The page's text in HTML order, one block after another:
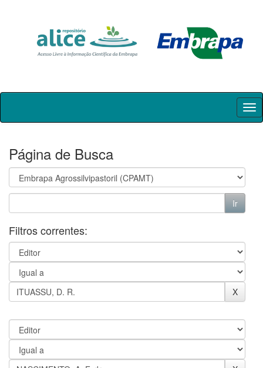
Skip
Página de Busca
Filtros correntes: